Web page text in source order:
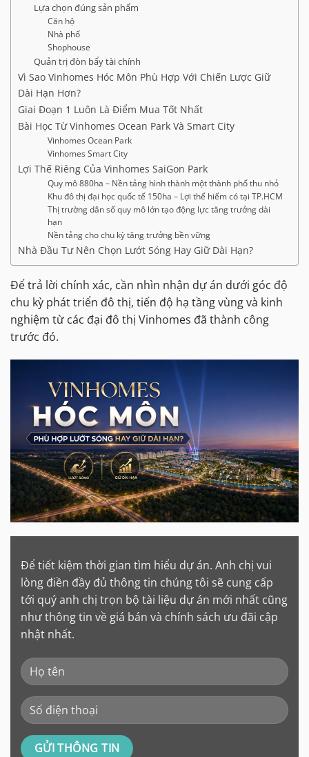
Lựa chọn đúng sản phẩm
Căn hộ
Nhà phố
Shophouse
Quản trị đòn bẩy tài chính
Vì Sao Vinhomes Hóc Môn Phù Hợp Với Chiến Lược Giữ
Dài Hạn Hơn?
Giai Đoạn 1 Luôn Là Điểm Mua Tốt Nhất
Bài Học Từ Vinhomes Ocean Park Và Smart City
Vinhomes Ocean Park
Vinhomes Smart City
Lợi Thế Riêng Của Vinhomes SaiGon Park
Quy mô 880ha – Nền tảng hình thành một thành phố thu nhỏ
Khu đô thị đại học quốc tế 150ha – Lợi thế hiếm có tại TP.HCM
Thị trường dân số quy mô lớn tạo động lực tăng trưởng dài
hạn
Nền tảng cho chu kỳ tăng trưởng bền vững
Nhà Đầu Tư Nên Chọn Lướt Sóng Hay Giữ Dài Hạn?
Để trả lời chính xác, cần nhìn nhận dự án dưới góc độ
chu kỳ phát triển đô thị, tiến độ hạ tầng vùng và kinh
nghiệm từ các đại đô thị Vinhomes đã thành công
trước đó.
Để tiết kiệm thời gian tìm hiểu dự án. Anh chị vui
lòng điền đầy đủ thông tin chúng tôi sẽ cung cấp
tới quý anh chị trọn bộ tài liệu dự án mới nhất cũng
như thông tin về giá bán và chính sách ưu đãi cập
nhật nhất.